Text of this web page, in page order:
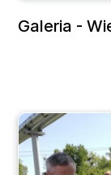
Galeria -